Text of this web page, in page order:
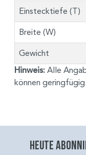
Einstecktiefe (T)
Breite (W)
Gewicht
Hinweis: Alle
können
Heute